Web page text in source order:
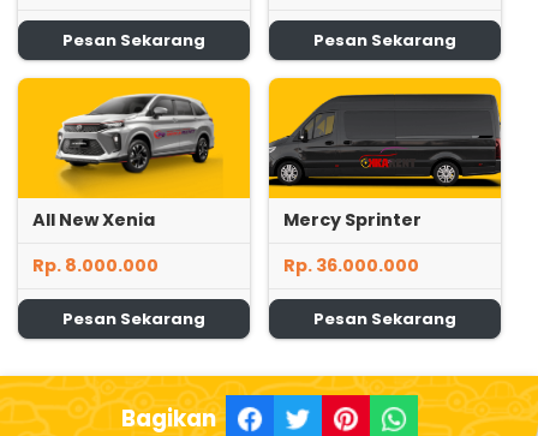
Pesan Sekarang Pesan Sekarang
All New Xenia
Rp. 8.000.000
Pesan Sekarang
Mercy Sprinter
Rp. 36.000.000
Pesan Sekarang
Bagikan